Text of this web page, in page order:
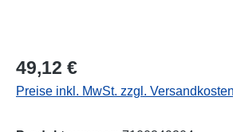
Regulärer Preis:
49,12 €
Preise inkl. MwSt. zzgl. Versandkosten